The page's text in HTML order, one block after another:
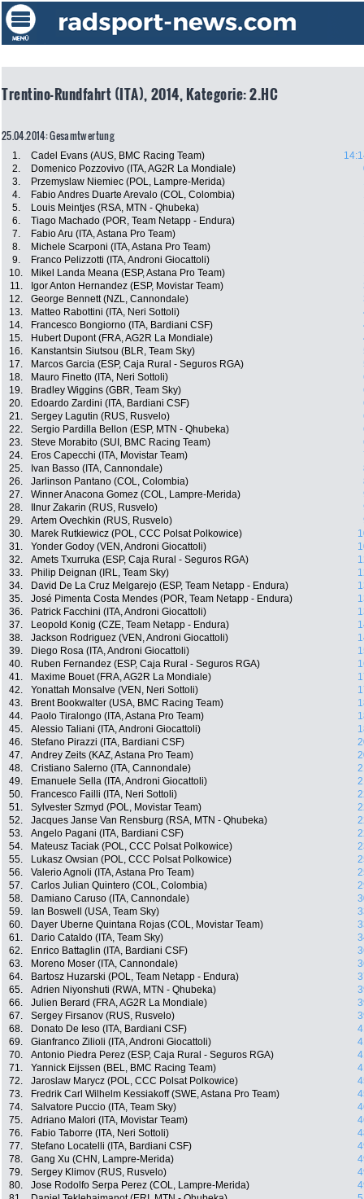
Trentino-Rundfahrt (ITA), 2014, Kategorie: 2.HC
25.04.2014: Gesamtwertung
1. Cadel Evans (AUS, BMC Racing Team)
2.
Domenico Pozzovivo (ITA, AG2R La Mondiale)
3.
Przemyslaw Niemiec (POL, Lampre-Merida)
4.
Fabio Andres Duarte Arevalo (COL, Colombia)
5.
Louis Meintjes (RSA, MTN - Qhubeka)
6.
Tiago Machado (POR, Team Netapp - Endura)
7.
Fabio Aru (ITA, Astana Pro Team)
8.
Michele Scarponi (ITA, Astana Pro Team)
9.
Franco Pelizzotti (ITA, Androni Giocattoli)
10.
Mikel Landa Meana (ESP, Astana Pro Team)
11.
Igor Anton Hernandez (ESP, Movistar Team)
12.
George Bennett (NZL, Cannondale)
13.
Matteo Rabottini (ITA, Neri Sottoli)
14.
Francesco Bongiorno (ITA, Bardiani CSF)
15.
Hubert Dupont (FRA, AG2R La Mondiale)
16.
Kanstantsin Siutsou (BLR, Team Sky)
17.
Marcos Garcia (ESP, Caja Rural - Seguros RGA)
18.
Mauro Finetto (ITA, Neri Sottoli)
19.
Bradley Wiggins (GBR, Team Sky)
20.
Edoardo Zardini (ITA, Bardiani CSF)
21.
Sergey Lagutin (RUS, Rusvelo)
22.
Sergio Pardilla Bellon (ESP, MTN - Qhubeka)
23.
Steve Morabito (SUI, BMC Racing Team)
24.
Eros Capecchi (ITA, Movistar Team)
25.
Ivan Basso (ITA, Cannondale)
26.
Jarlinson Pantano (COL, Colombia)
27.
Winner Anacona Gomez (COL, Lampre-Merida)
28.
Ilnur Zakarin (RUS, Rusvelo)
29.
Artem Ovechkin (RUS, Rusvelo)
30.
Marek Rutkiewicz (POL, CCC Polsat Polkowice)
31.
Yonder Godoy (VEN, Androni Giocattoli)
32.
Amets Txurruka (ESP, Caja Rural - Seguros RGA)
33.
Philip Deignan (IRL, Team Sky)
34.
David De La Cruz Melgarejo (ESP, Team Netapp - Endura)
35.
José Pimenta Costa Mendes (POR, Team Netapp - Endura)
36.
Patrick Facchini (ITA, Androni Giocattoli)
37.
Leopold Konig (CZE, Team Netapp - Endura)
38.
Jackson Rodriguez (VEN, Androni Giocattoli)
39.
Diego Rosa (ITA, Androni Giocattoli)
40.
Ruben Fernandez (ESP, Caja Rural - Seguros RGA)
41.
Maxime Bouet (FRA, AG2R La Mondiale)
42.
Yonattah Monsalve (VEN, Neri Sottoli)
43.
Brent Bookwalter (USA, BMC Racing Team)
44.
Paolo Tiralongo (ITA, Astana Pro Team)
45.
Alessio Taliani (ITA, Androni Giocattoli)
46.
Stefano Pirazzi (ITA, Bardiani CSF)
47.
Andrey Zeits (KAZ, Astana Pro Team)
48.
Cristiano Salerno (ITA, Cannondale)
49.
Emanuele Sella (ITA, Androni Giocattoli)
50.
Francesco Failli (ITA, Neri Sottoli)
51.
Sylvester Szmyd (POL, Movistar Team)
52.
Jacques Janse Van Rensburg (RSA, MTN - Qhubeka)
53.
Angelo Pagani (ITA, Bardiani CSF)
54.
Mateusz Taciak (POL, CCC Polsat Polkowice)
55.
Lukasz Owsian (POL, CCC Polsat Polkowice)
56.
Valerio Agnoli (ITA, Astana Pro Team)
57.
Carlos Julian Quintero (COL, Colombia)
58.
Damiano Caruso (ITA, Cannondale)
59.
Ian Boswell (USA, Team Sky)
60.
Dayer Uberne Quintana Rojas (COL, Movistar Team)
61.
Dario Cataldo (ITA, Team Sky)
62.
Enrico Battaglin (ITA, Bardiani CSF)
63.
Moreno Moser (ITA, Cannondale)
64.
Bartosz Huzarski (POL, Team Netapp - Endura)
65.
Adrien Niyonshuti (RWA, MTN - Qhubeka)
66.
Julien Berard (FRA, AG2R La Mondiale)
67.
Sergey Firsanov (RUS, Rusvelo)
68.
Donato De Ieso (ITA, Bardiani CSF)
69.
Gianfranco Zilioli (ITA, Androni Giocattoli)
70.
Antonio Piedra Perez (ESP, Caja Rural - Seguros RGA)
71.
Yannick Eijssen (BEL, BMC Racing Team)
72.
Jaroslaw Marycz (POL, CCC Polsat Polkowice)
73.
Fredrik Carl Wilhelm Kessiakoff (SWE, Astana Pro Team)
74.
Salvatore Puccio (ITA, Team Sky)
75.
Adriano Malori (ITA, Movistar Team)
76.
Fabio Taborre (ITA, Neri Sottoli)
77.
Stefano Locatelli (ITA, Bardiani CSF)
78.
Gang Xu (CHN, Lampre-Merida)
79.
Sergey Klimov (RUS, Rusvelo)
80.
Jose Rodolfo Serpa Perez (COL, Lampre-Merida)